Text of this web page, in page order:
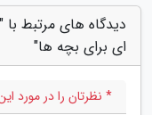
ای برای بچه ها"
* نظرتان را در مورد